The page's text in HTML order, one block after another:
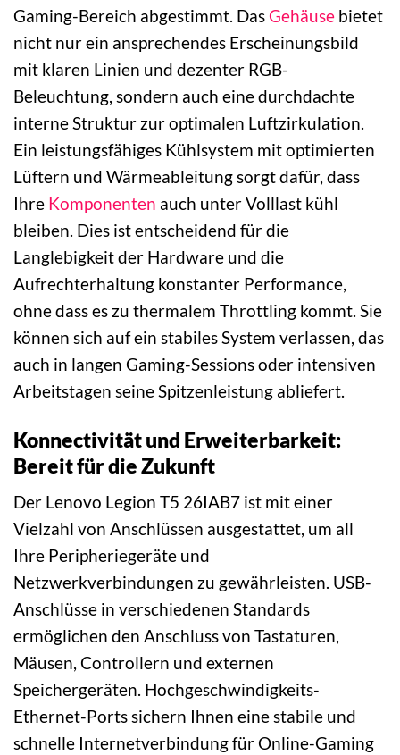
Gaming-Bereich abgestimmt. DasGehäuse bietet
nicht nur ein ansprechendes Erscheinungsbild
mit klaren Linien und dezenter RGB-
Beleuchtung, sondern auch eine durchdachte
interne Struktur zur optimalen Luftzirkulation.
Ein leistungsfähiges Kühlsystem mit optimierten
Lüftern und Wärmeableitung sorgt dafür, dass
Ihre Komponenten auch unter Volllast kühl
bleiben. Dies ist entscheidend für die
Langlebigkeit der Hardware und die
Aufrechterhaltung konstanter Performance,
ohne dass es zu thermalem Throttling kommt. Sie
können sich auf ein stabiles System verlassen, das
auch in langen Gaming-Sessions oder intensiven
Arbeitstagen seine Spitzenleistung abliefert.
Konnectivität und Erweiterbarkeit:
Bereit für die Zukunft
Der Lenovo Legion T5 26IAB7 ist mit einer
Vielzahl von Anschlüssen ausgestattet, um all
Ihre Peripheriegeräte und
Netzwerkverbindungen zu gewährleisten. USB-
Anschlüsse in verschiedenen Standards
ermöglichen den Anschluss von Tastaturen,
Mäusen, Controllern und externen
Speichergeräten. Hochgeschwindigkeits-
Ethernet-Ports sichern Ihnen eine stabile und
schnelle Internetverbindung für Online-Gaming